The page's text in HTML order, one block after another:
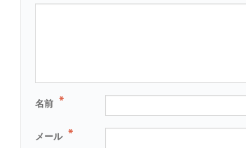
名前 *
メール *